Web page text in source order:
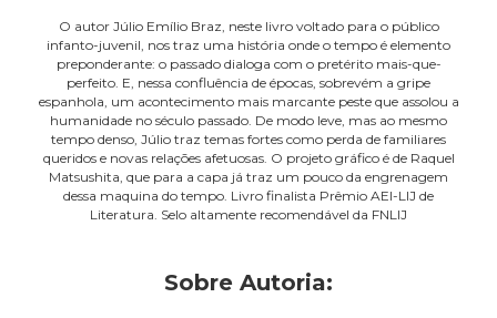
O autor Júlio Emílio Braz, neste livro voltado para o público
infanto-juvenil, nos traz uma história onde o tempo é elemento
preponderante: o passado dialoga com o pretérito mais-que-
perfeito. E, nessa confluência de épocas, sobrevém a gripe
espanhola, um acontecimento mais marcante peste que assolou a
humanidade no século passado. De modo leve, mas ao mesmo
tempo denso, Júlio traz temas fortes como perda de familiares
queridos e novas relações afetuosas. O projeto gráfico é de Raquel
Matsushita, que para a capa já traz um pouco da engrenagem
dessa maquina do tempo. Livro finalista Prêmio AEI-LIJ de
Literatura. Selo altamente recomendável da FNLIJ
Sobre Autoria: